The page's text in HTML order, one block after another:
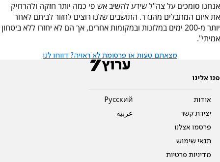
אנחנו סומכים על צה"ל שידע להשיב אש פי כמה יותר חזקה ולהרחיק
את איום המחבלים מהגדר. התושבים שלנו רוצים לחזור לביתם לאחר
יותר מ-200 ימים במלונות ובמקומות אחרים, אך הם לא יחזרו ללא ביטחון
אמיתי".
מצאתם טעות או פרסומת לא ראויה? דווחו לנו
פנו אלינו
אודות
יצירת קשר
פרסמו אצלנו
תנאי שימוש
מדיניות פרטיות
Pусский
عربية